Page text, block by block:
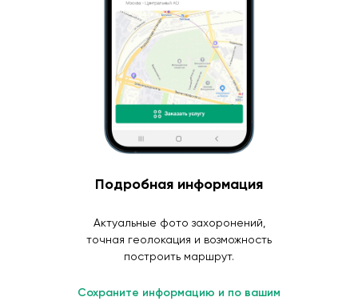
Подробная информация
Актуальные фото захоронений,
точная геолокация и возможность
построить маршрут.
Сохраните информацию и по вашим